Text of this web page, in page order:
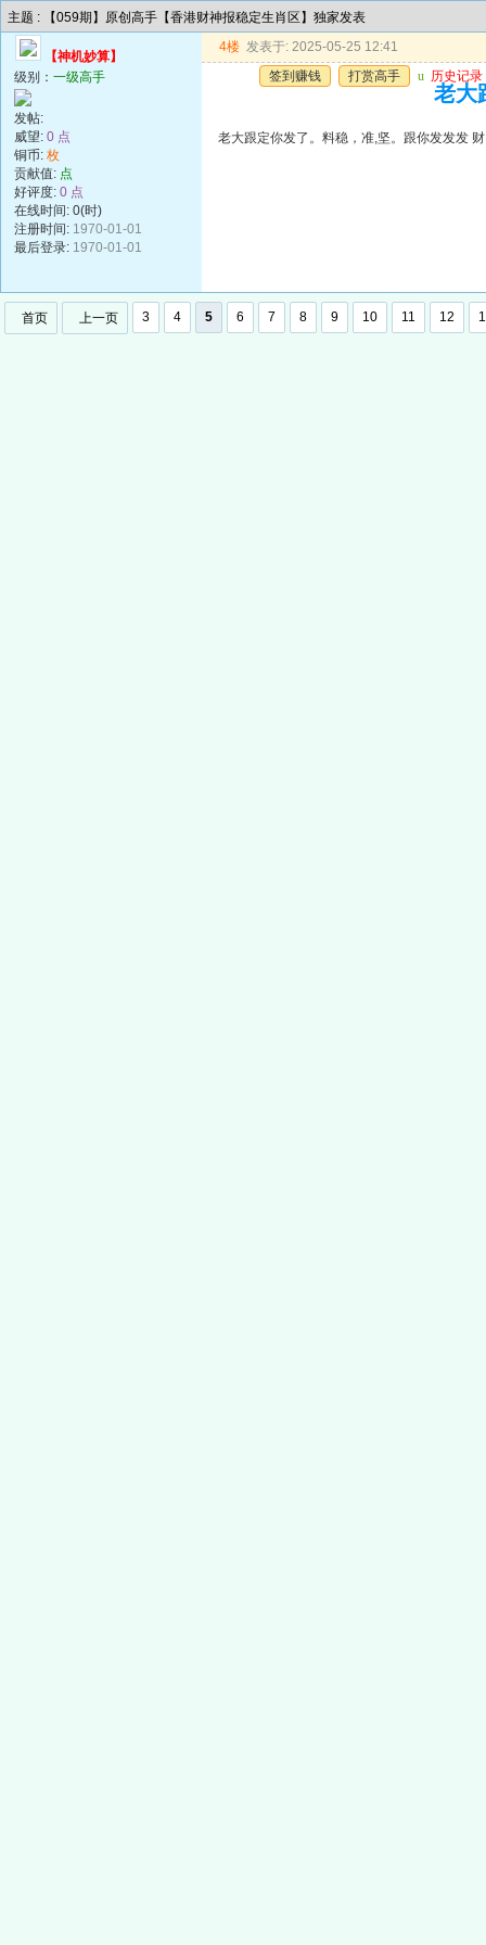
主题 : 【059期】原创高手【香港财神报稳定生肖区】独家发表
【神机妙算】
级别： 一级高手
发帖:
威望: 0 点
铜币: 枚
贡献值: 点
好评度: 0 点
在线时间: 0(时)
注册时间: 1970-01-01
最后登录: 1970-01-01
4楼 发表于: 2025-05-25 12:41
签到赚钱
打赏高手 u 历史记录
老大
老大跟定你发了。料稳，准,坚。跟你发发发 财
首页 上一页 3 4 5 6 7 8 9 10 11 12